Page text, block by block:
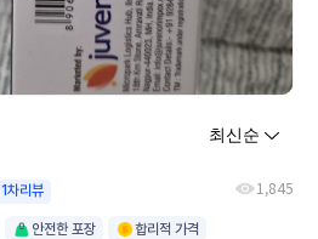
1차리뷰 1,845
안전한 포장 합리적 가격